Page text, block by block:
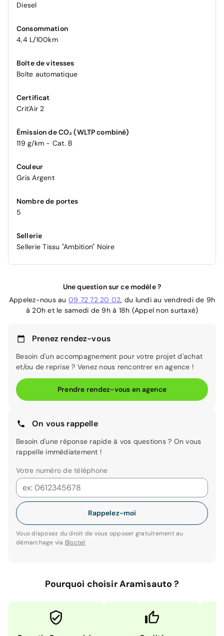
Diesel
Consommation
4,4 L/100km
Boîte de vitesses
Boîte automatique
Certificat
Crit'Air 2
Émission de CO₂ (WLTP combiné)
119 g/km - Cat. B
Couleur
Gris Argent
Nombre de portes
5
Sellerie
Sellerie Tissu "Ambition" Noire
Une question sur ce modèle ?
Appelez-nous au 09 72 72 20 02, du lundi au vendredi de 9h
à 20h et le samedi de 9h à 18h (Appel non surtaxé)
Prenez rendez-vous
Besoin d'un accompagnement pour votre projet d'achat
et/ou de reprise ? Venez nous rencontrer en agence !
Prendre rendez-vous en agence
On vous rappelle
Besoin d'une réponse rapide à vos questions ? On vous
rappelle immédiatement !
Votre numéro de téléphone
Rappelez-moi
Vous disposez du droit de vous opposer gratuitement au
démarchage via Bloctel
Pourquoi choisir Aramisauto ?